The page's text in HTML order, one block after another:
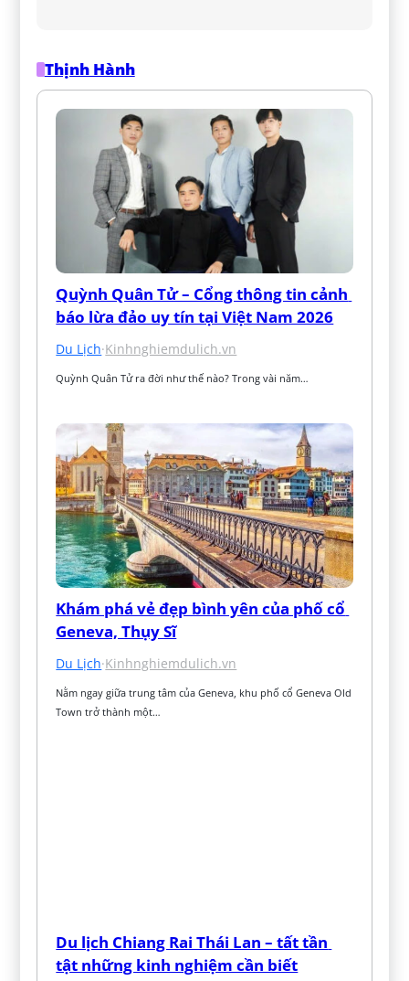
Thịnh Hành
Quỳnh Quân Tử – Cổng thông tin cảnh
báo lừa đảo uy tín tại Việt Nam 2026
Du Lịch·Kinhnghiemdulich.vn
Quỳnh Quân Tử ra đời như thế nào? Trong vài năm…
Khám phá vẻ đẹp bình yên của phố cổ
Geneva, Thụy Sĩ
Du Lịch·Kinhnghiemdulich.vn
Nằm ngay giữa trung tâm của Geneva, khu phố cổ Geneva Old
Town trở thành một…
Du lịch Chiang Rai Thái Lan – tất tần
tật những kinh nghiệm cần biết